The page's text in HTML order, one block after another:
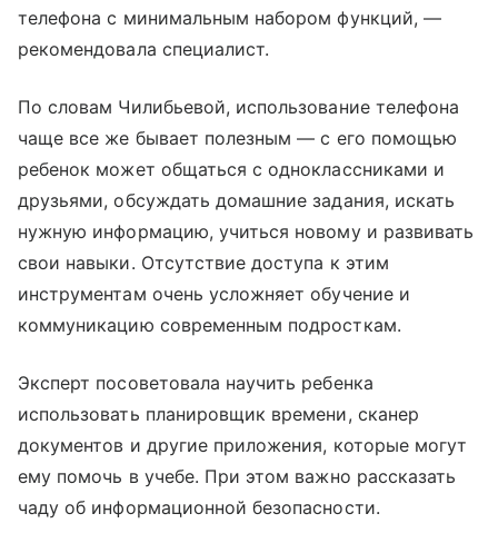
телефона с минимальным набором функций, —
рекомендовала специалист.
По словам Чилибьевой, использование телефона
чаще все же бывает полезным — с его помощью
ребенок может общаться с одноклассниками и
друзьями, обсуждать домашние задания, искать
нужную информацию, учиться новому и развивать
свои навыки. Отсутствие доступа к этим
инструментам очень усложняет обучение и
коммуникацию современным подросткам.
Эксперт посоветовала научить ребенка
использовать планировщик времени, сканер
документов и другие приложения, которые могут
ему помочь в учебе. При этом важно рассказать
чаду об информационной безопасности.